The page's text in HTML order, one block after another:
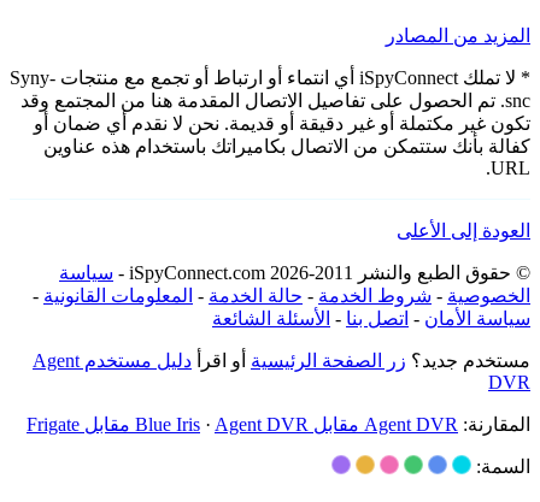
المزيد من المصادر
* لا تملك iSpyConnect أي انتماء أو ارتباط أو تجمع مع منتجات Syny-
snc. تم الحصول على تفاصيل الاتصال المقدمة هنا من المجتمع وقد
تكون غير مكتملة أو غير دقيقة أو قديمة. نحن لا نقدم أي ضمان أو
كفالة بأنك ستتمكن من الاتصال بكاميراتك باستخدام هذه عناوين
URL.
العودة إلى الأعلى
© حقوق الطبع والنشر 2011-2026 iSpyConnect.com -
سياسة
الخصوصية - شروط الخدمة - حالة الخدمة - المعلومات القانونية -
سياسة الأمان - اتصل بنا - الأسئلة الشائعة
مستخدم جديد؟ زر الصفحة الرئيسية أو اقرأ
دليل مستخدم Agent
DVR
المقارنة: Agent DVR مقابل Blue Iris · Agent DVR مقابل Frigate
السمة: